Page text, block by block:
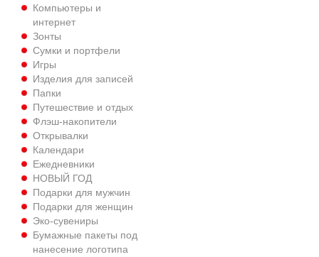
Компьютеры и
интернет
Зонты
Сумки и портфели
Игры
Изделия для записей
Папки
Путешествиe и отдых
Флэш-накопители
Открывалки
Календари
Ежедневники
НОВЫЙ ГОД
Подарки для мужчин
Подарки для женщин
Эко-сувениры
Бумажные пакеты под
нанесение логотипа